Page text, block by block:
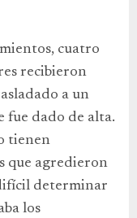
cuatro
recibieron
a un
fue dado de alta.
tienen
que agredieron
determinar
los